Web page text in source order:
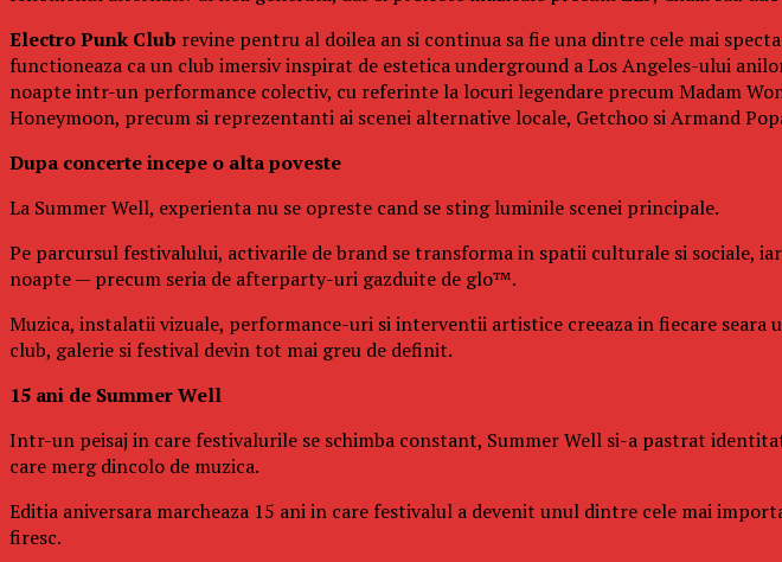
Electro Punk Club revine pentru al doilea an si continua sa fie una dintre cele mai
functioneaza ca un club imersiv inspirat de estetica underground a Los Angeles-ului
noapte intr-un performance colectiv, cu referinte la locuri legendare precum Madam
Honeymoon, precum si reprezentanti ai scenei alternative locale, Getchoo si Armand
Dupa concerte incepe o alta poveste
La Summer Well, experienta nu se opreste cand se sting luminile scenei principale.
Pe parcursul festivalului, activarile de brand se transforma in spatii culturale si sociale,
noapte — precum seria de afterparty-uri gazduite de glo™.
Muzica, instalatii vizuale, performance-uri si interventii artistice creeaza in fiecare
club, galerie si festival devin tot mai greu de definit.
15 ani de Summer Well
Intr-un peisaj in care festivalurile se schimba constant, Summer Well si-a pastrat
care merg dincolo de muzica.
Editia aniversara marcheaza 15 ani in care festivalul a devenit unul dintre cele mai
firesc.